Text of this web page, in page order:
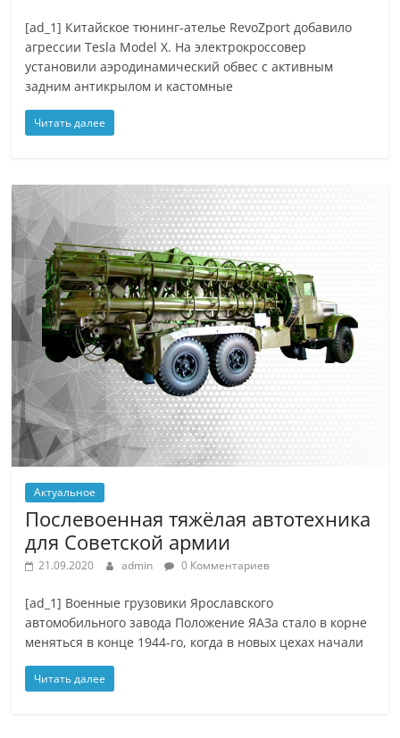
[ad_1] Китайское тюнинг-ателье RevoZport добавило
агрессии Tesla Model X. На электрокроссовер
установили аэродинамический обвес с активным
задним антикрылом и кастомные
Читать далее
Актуальное
Послевоенная тяжёлая автотехника
для Советской армии
21.09.2020 admin 0 Комментариев
[ad_1] Военные грузовики Ярославского
автомобильного завода Положение ЯАЗа стало в корне
меняться в конце 1944-го, когда в новых цехах начали
Читать далее